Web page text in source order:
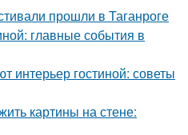
прошли в Таганроге
главные события в
интерьер гостиной: советы
картины на стене: